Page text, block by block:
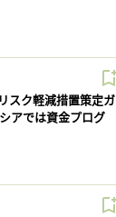
スク軽減措置策定ガ
アでは資金プログ